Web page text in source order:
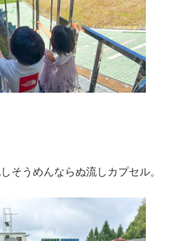
そうめんならぬ流しカプセル。